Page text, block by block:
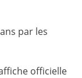
par les
officielle